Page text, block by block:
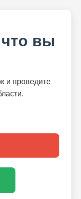
вы
и проведите